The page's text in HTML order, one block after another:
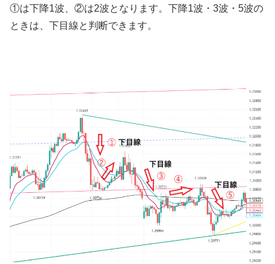
①は下降1波、②は2波となります。下降1波・ 3波・ 5波の
ときは、下目線と判断できます。